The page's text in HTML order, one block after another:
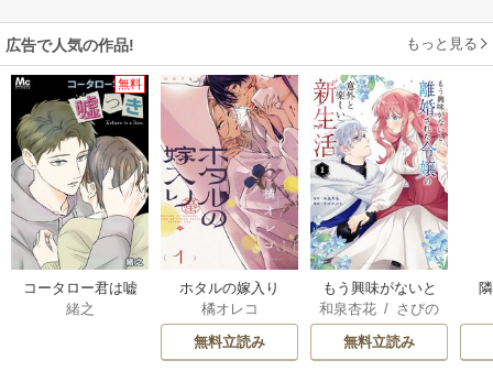
広告で人気の作品! もっと見る
無料
コータロー君は嘘
つき【タテヨミ】
緒之
ホタルの嫁入り
橘オレコ
無料立読み
もう興味がないと
離婚された令嬢の
意外と楽しい新生
活
和泉杏花 / さびの
ぶち
無料立読み